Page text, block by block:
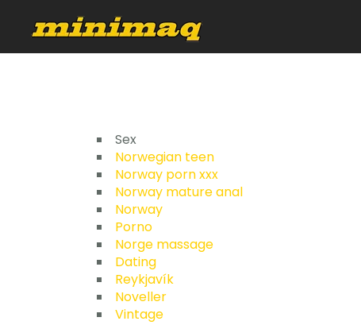
Sex
Norwegian teen
Norway porn xxx
Norway mature anal
Norway
Porno
Norge massage
Dating
Reykjavík
Noveller
Vintage